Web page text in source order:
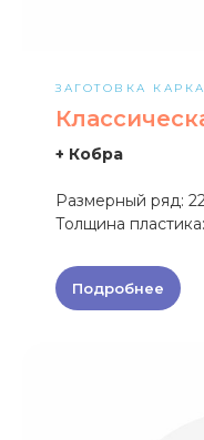
ЗАГОТОВКА
+ Кобра
Размерный ряд:
Толщина
Подробнее